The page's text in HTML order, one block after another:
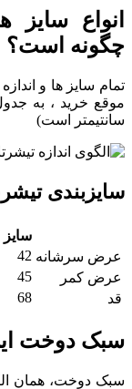
انواع
چگونه است؟
تمام سایز ها و
موقع خرید ، به
سانتیمتر است)
سایزبندی
سایز M
عرض سرشانه 42
عرض کمر
45
قد
68
سبک دوخت